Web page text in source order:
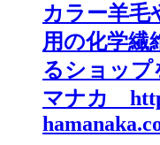
カラー羊毛
用の化学繊
るショップ
マナカ